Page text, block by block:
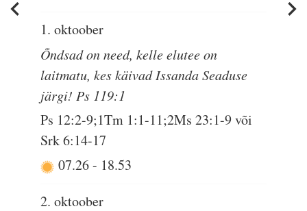
1. oktoober
Õndsad on need, kelle elutee on
laitmatu, kes käivad Issanda Seaduse
järgi! Ps 119:1
Ps 12:2-9;1Tm 1:1-11;2Ms 23:1-9 või
Srk 6:14-17
07.26- 18.53
2. oktoober